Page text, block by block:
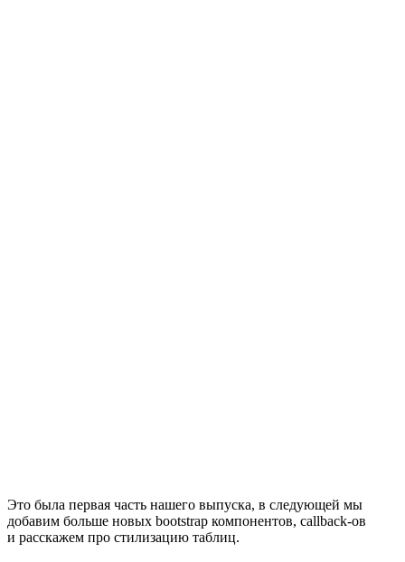
Это была первая часть нашего выпуска, в следующей мы
добавим больше новых bootstrap компонентов, callback-ов
и расскажем про стилизацию таблиц.